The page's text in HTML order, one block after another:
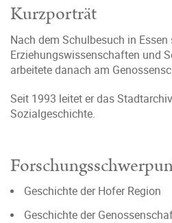
Kurzporträt
Nach dem Schulbesuch in
Erziehungswissenschaften und
arbeitete danach am
Seit 1993 leitet er das
Sozialgeschichte.
Geschichte der Hofer Region
Geschichte der